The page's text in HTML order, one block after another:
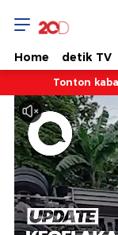
Home detik TV
Tonton